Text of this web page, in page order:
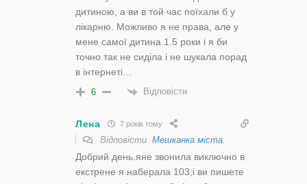
дитиною, а ви в той час поїхали б у
лікарню. Можливо я не права, але у
мене самої дитина 1.5 роки і я би
точно так не сиділа і не шукала порад
в інтернеті…
6 Відповісти
Лена 7 років тому
Відповісти Мешканка міста.
Добрий день.яне звонила виключно в
екстрене я наберала 103,і ви пишете